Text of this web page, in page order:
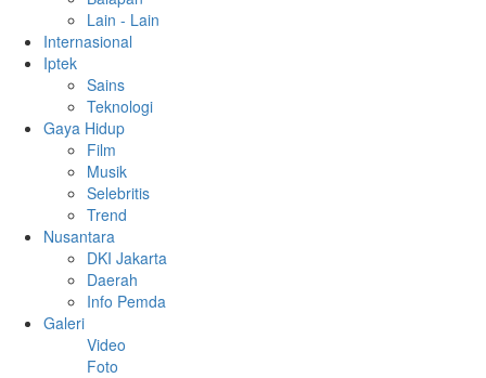
Lain - Lain
Internasional
Iptek
Sains
Teknologi
Gaya Hidup
Film
Musik
Selebritis
Trend
Nusantara
DKI Jakarta
Daerah
Info Pemda
Galeri
Video
Foto